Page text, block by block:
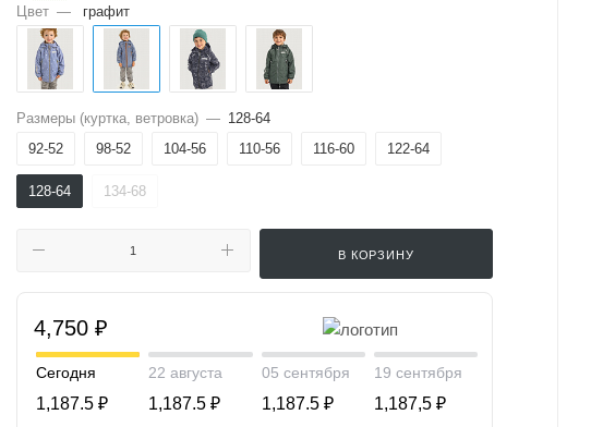
Цвет — графит
Размеры (куртка, ветровка) — 128-64
92-52
98-52 104-56 110-56 116-60 122-64
128-64 134-68
В КОРЗИНУ
4,750 ₽
Сегодня
1,187.5 ₽
22 августа
1,187.5 ₽
05 сентября
1,187.5 ₽
19 сентября
1,187,5 ₽